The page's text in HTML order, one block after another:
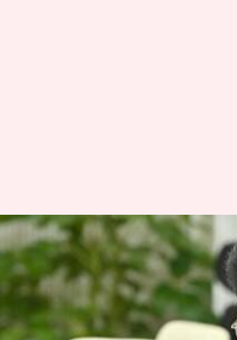
Revanth
కేసులో కోర్టు
తప్పనిసరిగా